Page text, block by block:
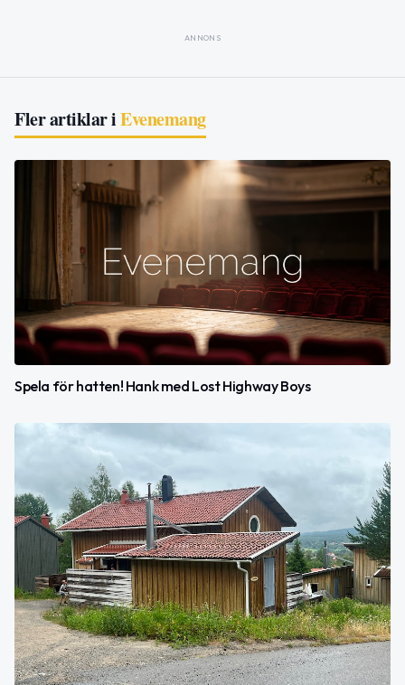
ANNONS
Fler artiklar iEvenemang
Spela för hatten! Hank med Lost Highway Boys